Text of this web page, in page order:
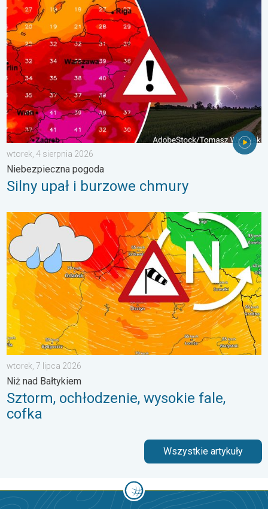
Silny upał i burzowe chmury. Niebezpieczna pogoda. . .
wtorek, 4 sierpnia 2026
Niebezpieczna pogoda
Silny upał i burzowe chmury
Sztorm, ochłodzenie, wysokie fale, cofka. Niż nad Bałtykiem.
wtorek, 7 lipca 2026
Niż nad Bałtykiem
Sztorm, ochłodzenie, wysokie fale,
cofka
Wszystkie artykuły